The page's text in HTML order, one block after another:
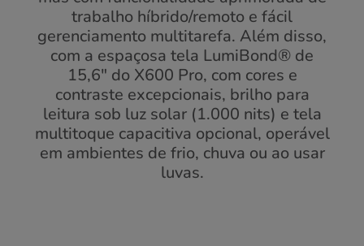
trabalho híbrido/remoto e fácil
gerenciamento multitarefa. Além disso,
com a espaçosa tela LumiBond® de
15,6" do X600 Pro, com cores e
contraste excepcionais, brilho para
leitura sob luz solar (1.000 nits) e tela
multitoque capacitiva opcional, operável
em ambientes de frio, chuva ou ao usar
luvas.